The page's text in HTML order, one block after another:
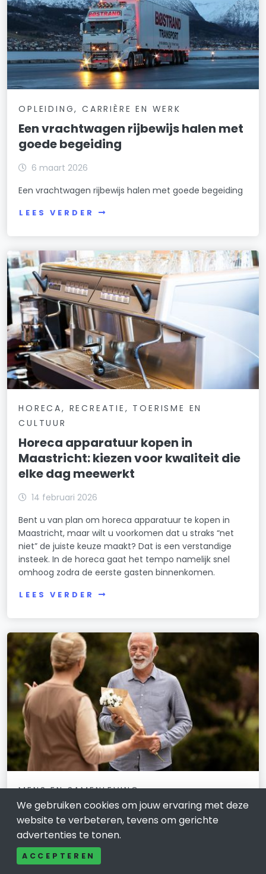
OPLEIDING, CARRIÈRE EN WERK
Een vrachtwagen rijbewijs halen met
goede begeiding
6 maart 2026
Een vrachtwagen rijbewijs halen met goede begeiding
LEES VERDER
HORECA, RECREATIE, TOERISME EN
CULTUUR
Horeca apparatuur kopen in
Maastricht: kiezen voor kwaliteit die
elke dag meewerkt
14 februari 2026
Bent u van plan om horeca apparatuur te kopen in
Maastricht, maar wilt u voorkomen dat u straks “net
niet” de juiste keuze maakt? Dat is een verstandige
insteek. In de horeca gaat het tempo namelijk snel
omhoog zodra de eerste gasten binnenkomen.
LEES VERDER
MENS EN SAMENLEVING
Uitvaartverzorging -
Uitvaartbegeleiding en alles wat
erbij komt kijken
11 februari 2026
We gebruiken cookies om jouw ervaring met deze
website te verbeteren, tevens om gerichte
advertenties te tonen.
ACCEPTEREN